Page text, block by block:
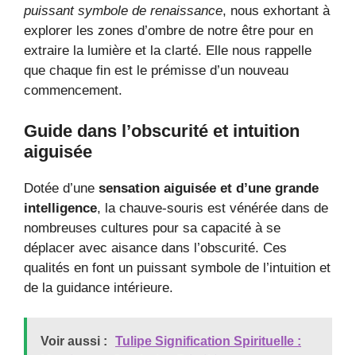
puissant symbole de renaissance, nous exhortant à
explorer les zones d’ombre de notre être pour en
extraire la lumière et la clarté. Elle nous rappelle
que chaque fin est le prémisse d’un nouveau
commencement.
Guide dans l’obscurité et intuition
aiguisée
Dotée d’une sensation aiguisée et d’une grande
intelligence, la chauve-souris est vénérée dans de
nombreuses cultures pour sa capacité à se
déplacer avec aisance dans l’obscurité. Ces
qualités en font un puissant symbole de l’intuition et
de la guidance intérieure.
Voir aussi :
Tulipe Signification Spirituelle :